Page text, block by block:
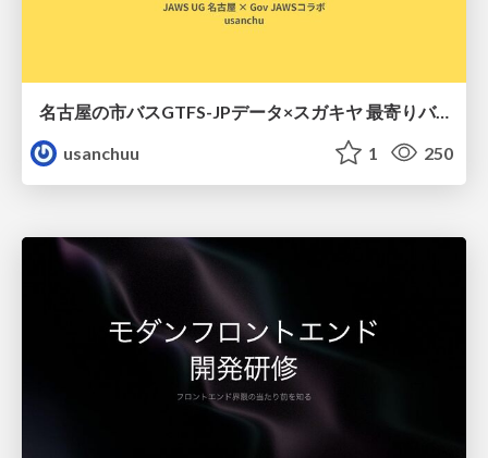
名古屋の市バスGTFS-JPデータ×スガキヤ 最寄りバス停検索をAmazon ElastiCache Serverless for Valkeyで最適化する
usanchuu
1 250